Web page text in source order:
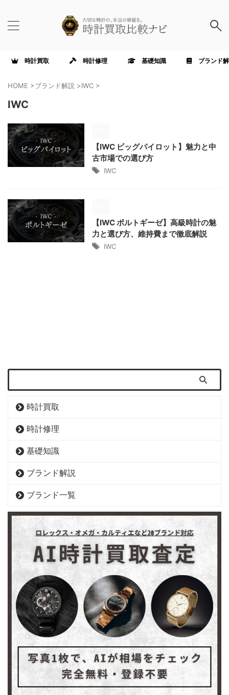
時計買取 時計修理 基礎知識 ブランド
HOME >ブランド解説 >IWC >
IWC
【IWC ビッグパイロット】魅力と中
古市場での選び方
IWC
【IWC ポルトギーゼ】高級時計の魅
力と選び方、維持費まで徹底解説
IWC
時計買取
時計修理
基礎知識
ブランド解説
ブランド一覧